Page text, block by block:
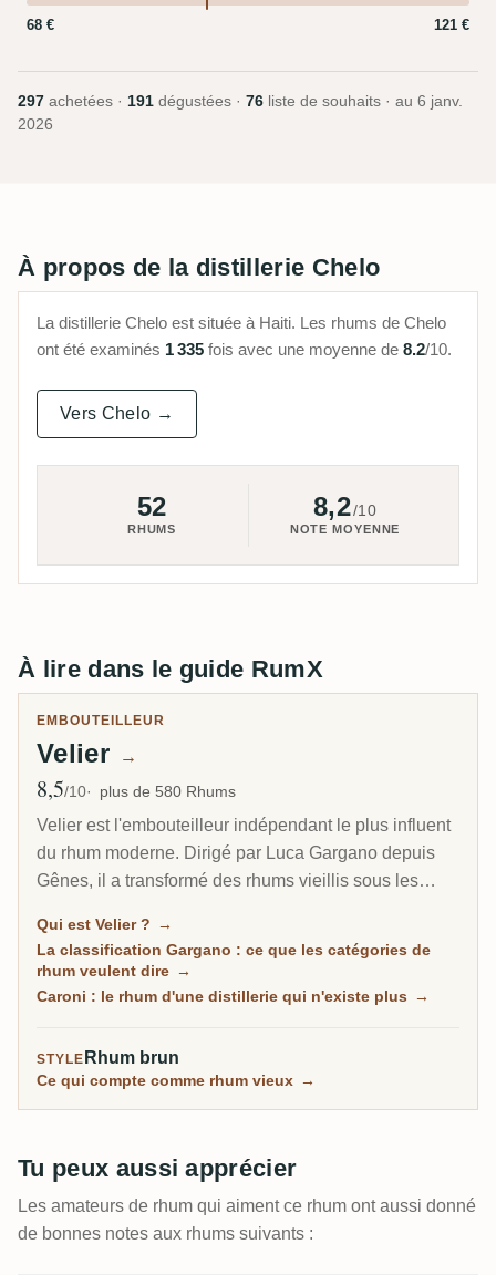
68 € 121 €
297 achetées · 191 dégustées · 76 liste de souhaits · au 6 janv.
2026
À propos de la distillerie Chelo
La distillerie Chelo est située à Haiti. Les rhums de Chelo
ont été examinés 1 335 fois avec une moyenne de 8.2/10.
Vers Chelo →
52
RHUMS
8,2/10
NOTE MOYENNE
À lire dans le guide RumX
EMBOUTEILLEUR
Velier →
Note moyenne
8,5/10 plus de 580 Rhums
Velier est l'embouteilleur indépendant le plus influent
du rhum moderne. Dirigé par Luca Gargano depuis
Gênes, il a transformé des rhums vieillis sous les
recherchées au monde : la légendaire série
Demerara, la distillerie fermée Caroni de Trinité, et le
mouvement du pure single rum qu'il a contribué à
Qui est Velier ? →
La classification Gargano : ce que les catégories de
rhum veulent dire →
Caroni : le rhum d'une distillerie qui n'existe plus →
STYLE Rhum brun
Ce qui compte comme rhum vieux →
Tu peux aussi apprécier
Les amateurs de rhum qui aiment ce rhum ont aussi donné
de bonnes notes aux rhums suivants :